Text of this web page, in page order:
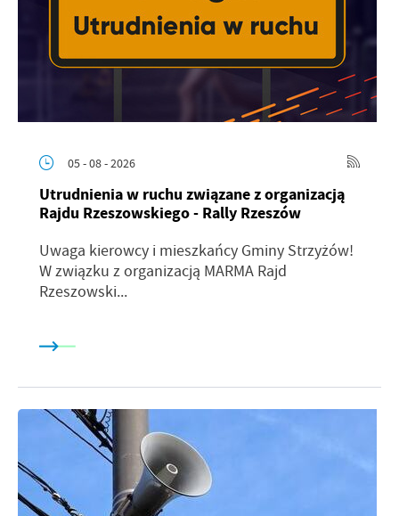
05 - 08 - 2026
Utrudnienia w ruchu związane z organizacją
Rajdu Rzeszowskiego - Rally Rzeszów
Uwaga kierowcy i mieszkańcy Gminy Strzyżów!
W związku z organizacją MARMA Rajd
Rzeszowski...